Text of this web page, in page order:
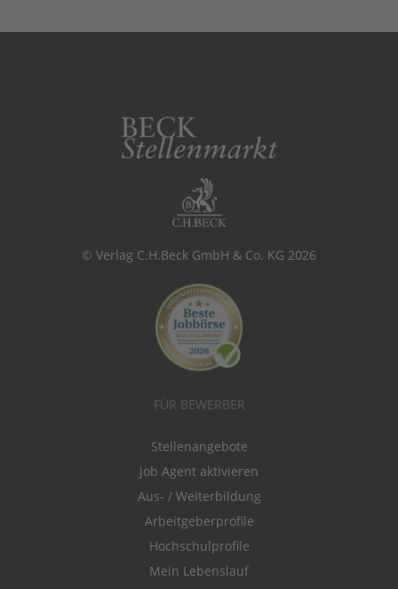
© Verlag C.H.Beck GmbH & Co. KG 2026
FÜR BEWERBER
Stellenangebote
Job Agent aktivieren
Aus- / Weiterbildung
Arbeitgeberprofile
Hochschulprofile
Mein Lebenslauf